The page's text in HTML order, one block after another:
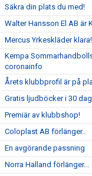
Säkra din plats du med!
Walter Hansson El AB är
Mercus Yrkeskläder klara!
Kempa
coronainfo
Årets klubbprofil är på
Gratis ljudböcker i 30
Premiär av klubbshop!
Coloplast AB förlänger..
En avgörande passning
Norra Halland förlänger...